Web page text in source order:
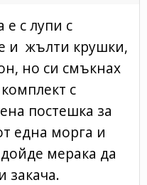
е с лупи с
и жълти крушки,
но си смъкнах
с
постешка за
една морга и
мерака да
закача.